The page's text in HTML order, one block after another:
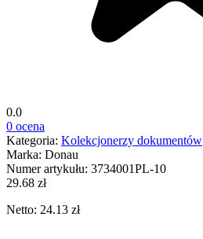
0.0
0 ocena
Kategoria: Kolekcjonerzy dokumentów
Marka: Donau
Numer artykułu: 3734001PL-10
29.68 zł
Netto: 24.13 zł